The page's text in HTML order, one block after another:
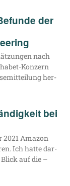
der
nach
Kon­­­zern
her­
bei
2021 Ama­zon
Ich hat­te dar­
auf die –